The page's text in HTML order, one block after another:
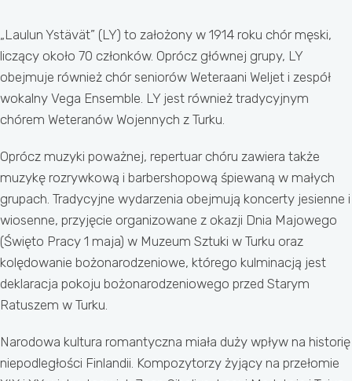
„Laulun Ystävät” (LY) to założony w 1914 roku chór męski,
liczący około 70 członków. Oprócz głównej grupy, LY
obejmuje również chór seniorów Weteraani Weljet i zespół
wokalny Vega Ensemble. LY jest również tradycyjnym
chórem Weteranów Wojennych z Turku.
Oprócz muzyki poważnej, repertuar chóru zawiera także
muzykę rozrywkową i barbershopową śpiewaną w małych
grupach. Tradycyjne wydarzenia obejmują koncerty jesienne i
wiosenne, przyjęcie organizowane z okazji Dnia Majowego
(Święto Pracy 1 maja) w Muzeum Sztuki w Turku oraz
kolędowanie bożonarodzeniowe, którego kulminacją jest
deklaracja pokoju bożonarodzeniowego przed Starym
Ratuszem w Turku.
Narodowa kultura romantyczna miała duży wpływ na historię
niepodległości Finlandii. Kompozytorzy żyjący na przełomie